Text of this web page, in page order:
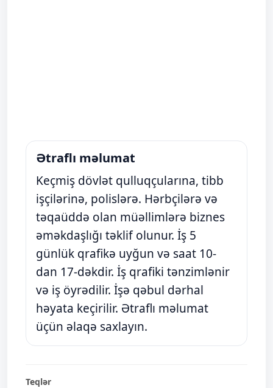
Ətraflı məlumat
Keçmiş dövlət qulluqçularına, tibb
işçilərinə, polislərə. Hərbçilərə və
təqaüddə olan müəllimlərə biznes
əməkdaşlığı təklif olunur. İş 5
günlük qrafikə uyğun və saat 10-
dan 17-dəkdir. İş qrafiki tənzimlənir
və iş öyrədilir. İşə qəbul dərhal
həyata keçirilir. Ətraflı məlumat
üçün əlaqə saxlayın.
Teqlər